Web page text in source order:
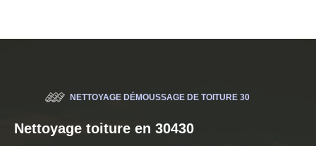
NETTOYAGE DÉMOUSSAGE DE TOITURE 30
Nettoyage toiture en 30430